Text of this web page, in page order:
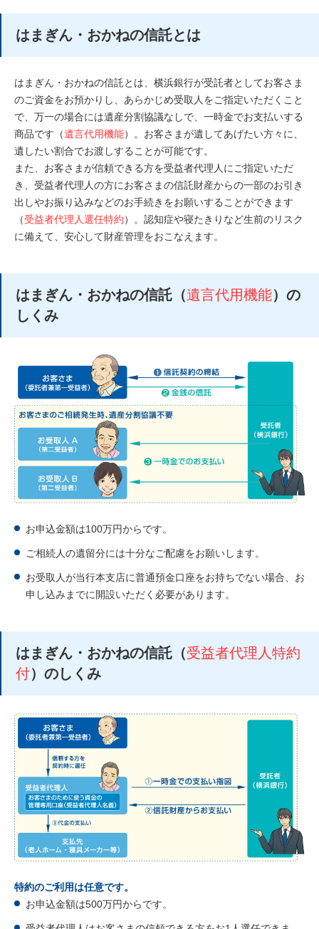
はまぎん・おかねの信託とは
はまぎん・おかねの信託とは、横浜銀行が受託者としてお客さま
のご資金をお預かりし、あらかじめ受取人をご指定いただくこと
で、万一の場合には遺産分割協議なしで、一時金でお支払いする
商品です（遺言代用機能）。お客さまが遺してあげたい方々に、
遺したい割合でお渡しすることが可能です。
また、お客さまが信頼できる方を受益者代理人にご指定いただ
き、受益者代理人の方にお客さまの信託財産からの一部のお引き
出しやお振り込みなどのお手続きをお願いすることができます
（受益者代理人選任特約）。認知症や寝たきりなど生前のリスク
に備えて、安心して財産管理をおこなえます。
はまぎん・おかねの信託（遺言代用機能）の
しくみ
お申込金額は100万円からです。
ご相続人の遺留分には十分なご配慮をお願いします。
お受取人が当行本支店に普通預金口座をお持ちでない場合、お
申し込みまでに開設いただく必要があります。
はまぎん・おかねの信託（受益者代理人特約
付）のしくみ
特約のご利用は任意です。
お申込金額は500万円からです。